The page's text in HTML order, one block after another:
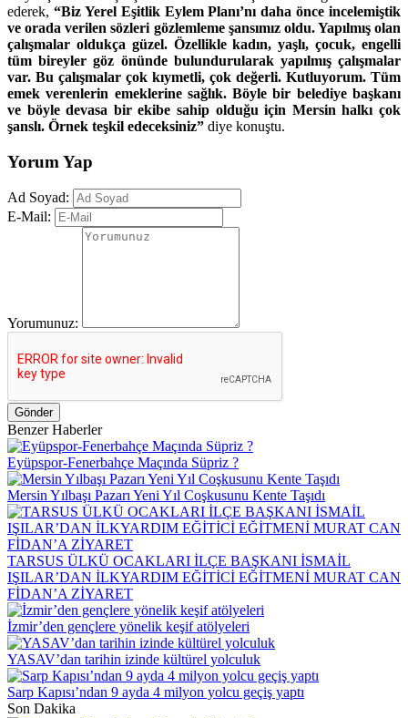
ederek, “Biz Yerel Eşitlik Eylem Planı’nı daha önce incelemiştik
ve orada verilen sözleri gözlemleme şansımız oldu. Yapılmış olan
çalışmalar oldukça güzel. Özellikle kadın, yaşlı, çocuk, engelli
tüm bireyler göz önünde bulundurularak yapılmış çalışmalar
var. Bu çalışmalar çok kıymetli, çok değerli. Kutluyorum. Tüm
emek verenlerin emeklerine sağlık. Böyle bir belediye başkanı
ve böyle devasa bir ekibe sahip olduğu için Mersin halkı çok
şanslı. Örnek teşkil edeceksiniz” diye konuştu.
Yorum Yap
Ad Soyad:
E-Mail:
Yorumunuz:
Gönder
Benzer Haberler
Eyüpspor-Fenerbahçe Maçında Süpriz ?
Mersin Yılbaşı Pazarı Yeni Yıl Coşkusunu Kente Taşıdı
TARSUS ÜLKÜ OCAKLARI İLÇE BAŞKANI İSMAİL
IŞILAR’DAN İLKYARDIM EĞİTİCİ EĞİTMENİ MURAT CAN
FİDAN’A ZİYARET
İzmir’den gençlere yönelik keşif atölyeleri
YASAV’dan tarihin izinde kültürel yolculuk
Sarp Kapısı’ndan 9 ayda 4 milyon yolcu geçiş yaptı
Son Dakika